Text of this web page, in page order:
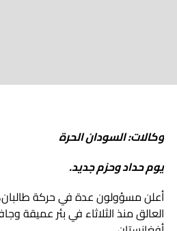
وكالات: السودان الحرة
يوم حداد وحزم جديد.
أعلن مسؤولون عدة في حركة
العالق منذ الثلاثاء في بئر عميقة